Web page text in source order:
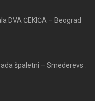
DVA ČEKIĆA – Beograd